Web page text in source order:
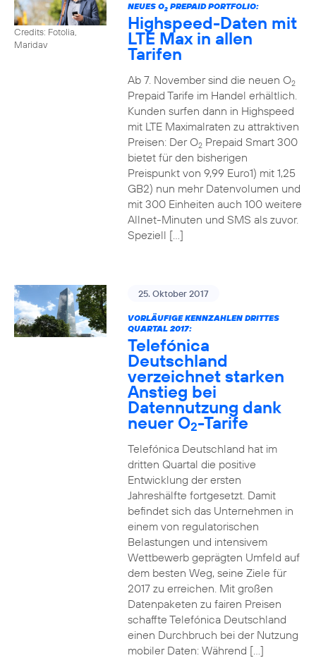
Credits: Fotolia,
Maridav
NEUES O2PREPAID PORTFOLIO:
Highspeed-Daten mit
LTE Max in allen
Tarifen
Ab 7. November sind die neuen O2
Prepaid Tarife im Handel erhältlich.
Kunden surfen dann in Highspeed
mit LTE Maximalraten zu attraktiven
Preisen: Der O2Prepaid Smart 300
bietet für den bisherigen
Preispunkt von 9,99 Euro1) mit 1,25
GB2) nun mehr Datenvolumen und
mit 300 Einheiten auch 100 weitere
Allnet-Minuten und SMS als zuvor.
Speziell […]
25. Oktober 2017
VORLÄUFIGE KENNZAHLEN DRITTES
QUARTAL 2017:
Telefónica
Deutschland
verzeichnet starken
Anstieg bei
Datennutzung dank
neuer O2-Tarife
Telefónica Deutschland hat im
dritten Quartal die positive
Entwicklung der ersten
Jahreshälfte fortgesetzt. Damit
befindet sich das Unternehmen in
einem von regulatorischen
Belastungen und intensivem
Wettbewerb geprägten Umfeld auf
dem besten Weg, seine Ziele für
2017 zu erreichen. Mit großen
Datenpaketen zu fairen Preisen
schaffte Telefónica Deutschland
einen Durchbruch bei der Nutzung
mobiler Daten: Während […]